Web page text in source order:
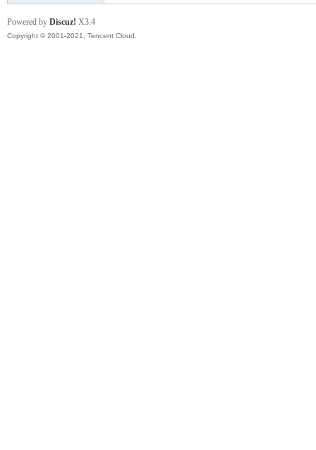
Powered by Discuz! X3.4
Copyright © 2001-2021, Tencent Cloud.